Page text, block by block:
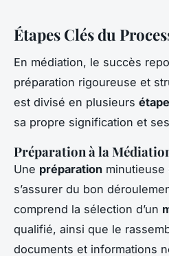
Étapes Clés du
En médiation, le succès
préparation rigoureuse et
est divisé en plusieurs
sa propre signification et
Préparation à la
Une préparation
s’assurer du bon
comprend la sélection d’un
qualifié, ainsi que le
documents et informations